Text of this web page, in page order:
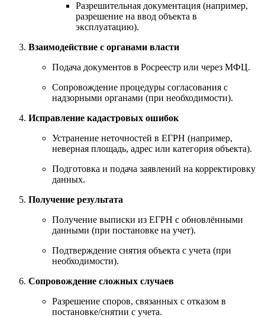
Разрешительная документация (например,
разрешение на ввод объекта в
эксплуатацию).
Взаимодействие с органами власти
Подача документов в Росреестр или через МФЦ.
Сопровождение процедуры согласования с
надзорными органами (при необходимости).
Исправление кадастровых ошибок
Устранение неточностей в ЕГРН (например,
неверная площадь, адрес или категория объекта).
Подготовка и подача заявлений на корректировку
данных.
Получение результата
Получение выписки из ЕГРН с обновлёнными
данными (при постановке на учет).
Подтверждение снятия объекта с учета (при
необходимости).
Сопровождение сложных случаев
Разрешение споров, связанных с отказом в
постановке/снятии с учета.